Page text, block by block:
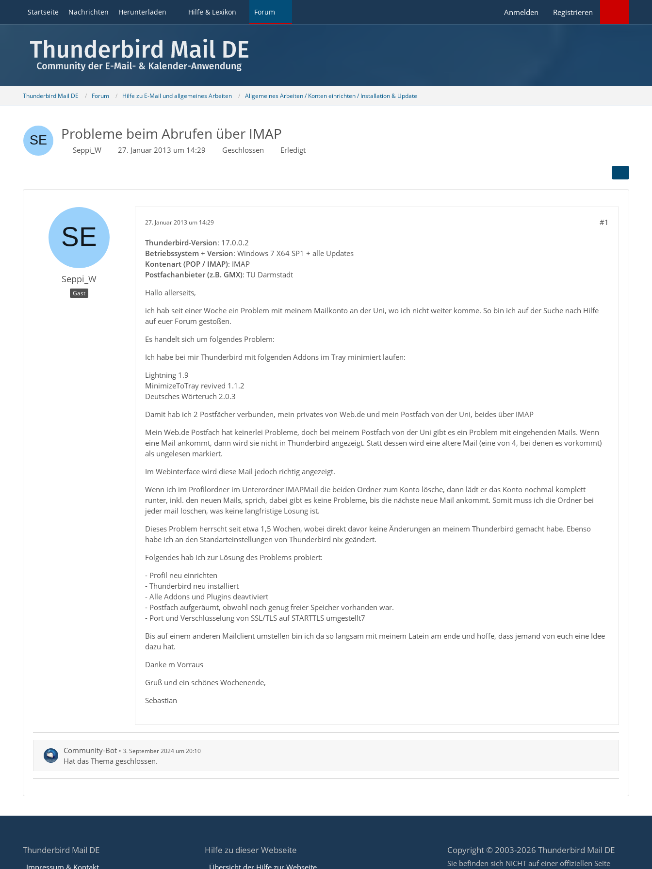
Startseite Nachrichten Herunterladen Hilfe & Lexikon Forum Anmelden Registrieren
Thunderbird Mail DE Forum Hilfe zu E-Mail und allgemeines Arbeiten Allgemeines Arbeiten / Konten einrichten / Installation & Update
Probleme beim Abrufen über IMAP
Seppi_W 27. Januar 2013 um 14:29 Geschlossen Erledigt
Seppi_W
Gast
27. Januar 2013 um 14:29 #1
Thunderbird-Version: 17.0.0.2
Betriebssystem + Version: Windows 7 X64 SP1 + alle Updates
Kontenart (POP / IMAP): IMAP
Postfachanbieter (z.B. GMX): TU Darmstadt
Hallo allerseits,
ich hab seit einer Woche ein Problem mit meinem Mailkonto an der Uni, wo ich nicht weiter komme. So bin ich auf der Suche nach Hilfe
auf euer Forum gestoßen.
Es handelt sich um folgendes Problem:
Ich habe bei mir Thunderbird mit folgenden Addons im Tray minimiert laufen:
Lightning 1.9
MinimizeToTray revived 1.1.2
Deutsches Wörteruch 2.0.3
Damit hab ich 2 Postfächer verbunden, mein privates von Web.de und mein Postfach von der Uni, beides über IMAP
Mein Web.de Postfach hat keinerlei Probleme, doch bei meinem Postfach von der Uni gibt es ein Problem mit eingehenden Mails. Wenn
eine Mail ankommt, dann wird sie nicht in Thunderbird angezeigt. Statt dessen wird eine ältere Mail (eine von 4, bei denen es vorkommt)
als ungelesen markiert.
Im Webinterface wird diese Mail jedoch richtig angezeigt.
Wenn ich im Profilordner im Unterordner IMAPMail die beiden Ordner zum Konto lösche, dann lädt er das Konto nochmal komplett
runter, inkl. den neuen Mails, sprich, dabei gibt es keine Probleme, bis die nächste neue Mail ankommt. Somit muss ich die Ordner bei
jeder mail löschen, was keine langfristige Lösung ist.
Dieses Problem herrscht seit etwa 1,5 Wochen, wobei direkt davor keine Änderungen an meinem Thunderbird gemacht habe. Ebenso
habe ich an den Standarteinstellungen von Thunderbird nix geändert.
Folgendes hab ich zur Lösung des Problems probiert:
- Profil neu einrichten
- Thunderbird neu installiert
- Alle Addons und Plugins deavtiviert
- Postfach aufgeräumt, obwohl noch genug freier Speicher vorhanden war.
- Port und Verschlüsselung von SSL/TLS auf STARTTLS umgestellt7
Bis auf einem anderen Mailclient umstellen bin ich da so langsam mit meinem Latein am ende und hoffe, dass jemand von euch eine Idee
dazu hat.
Danke m Vorraus
Gruß und ein schönes Wochenende,
Sebastian
Community-Bot 3. September 2024 um 20:10
Hat das Thema geschlossen.
Thunderbird Mail DE
Impressum & Kontakt
Hilfe zu dieser Webseite
Übersicht der Hilfe zur Webseite
Copyright © 2003-2026 Thunderbird Mail DE
Sie befinden sich NICHT auf einer offiziellen Seite